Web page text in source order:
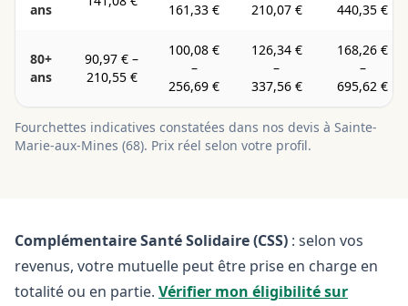
ans 161,33 € 210,07 € 440,35 €
80+
ans
90,97 € –
210,55 €
100,08 €
–
256,69 €
126,34 €
–
337,56 €
168,26 €
–
695,62 €
Fourchettes indicatives constatées dans nos devis à Sainte-
Marie-aux-Mines (68). Prix réel selon votre profil.
Complémentaire Santé Solidaire (CSS) : selon vos
revenus, votre mutuelle peut être prise en charge en
totalité ou en partie. Vérifier mon éligibilité sur